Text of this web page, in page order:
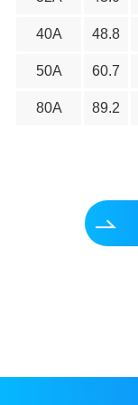
40A 48.8
50A 60.7
80A 89.2